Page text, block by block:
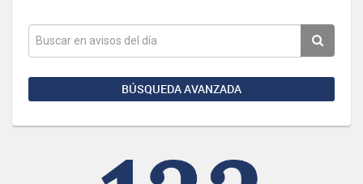
BÚSQUEDA AVANZADA